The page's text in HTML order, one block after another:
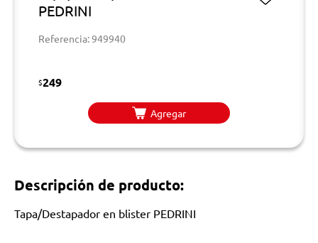
PEDRINI
Referencia: 949940
$249
Agregar
Descripción de producto:
Tapa/Destapador en blister PEDRINI